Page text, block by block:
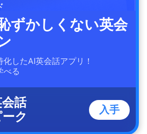
ずかしくない英会
したAI英会話アプリ！
べる
話
ク
入手